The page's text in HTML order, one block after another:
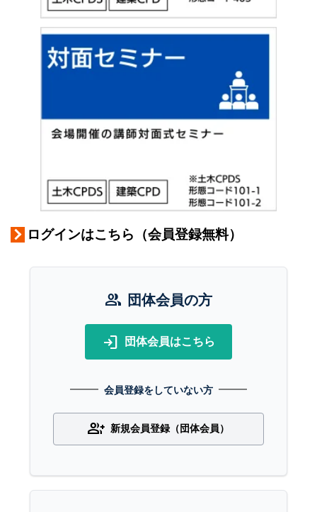
ログインはこちら（会員登録無料）
group 団体会員の方
login 団体会員はこちら
会員登録をしていない方
group_add 新規会員登録（団体会員）